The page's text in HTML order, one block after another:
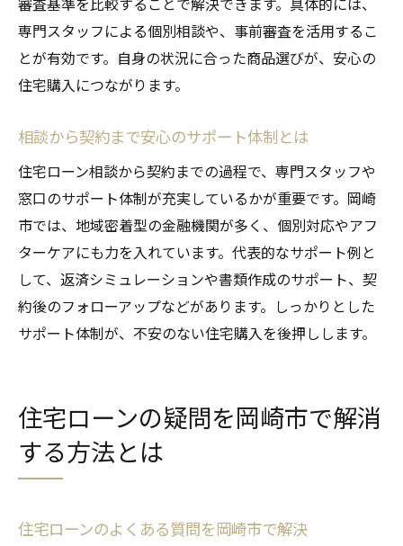
専門スタッフによる個別相談や、事前審査を活用するこ
とが有効です。自身の状況に合った商品選びが、安心の
住宅購入につながります。
相談から契約まで安心のサポート体制とは
住宅ローン相談から契約までの過程で、専門スタッフや
窓口のサポート体制が充実しているかが重要です。岡崎
市では、地域密着型の金融機関が多く、個別対応やアフ
ターケアにも力を入れています。代表的なサポート例と
して、返済シミュレーションや書類作成のサポート、契
約後のフォローアップなどがあります。しっかりとした
サポート体制が、不安のない住宅購入を後押しします。
住宅ローンの疑問を岡崎市で解消
する方法とは
住宅ローンのよくある質問を岡崎市で解決